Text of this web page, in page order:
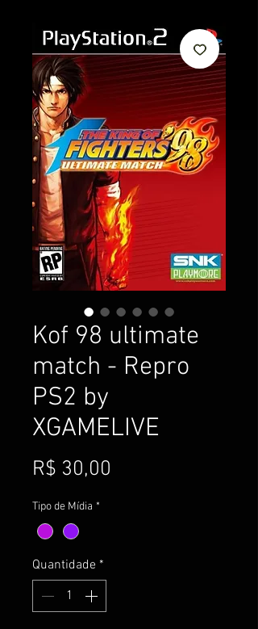
Kof 98 ultimate
match - Repro
PS2 by
XGAMELIVE
R$ 30,00
Tipo de Mídia *
Quantidade *